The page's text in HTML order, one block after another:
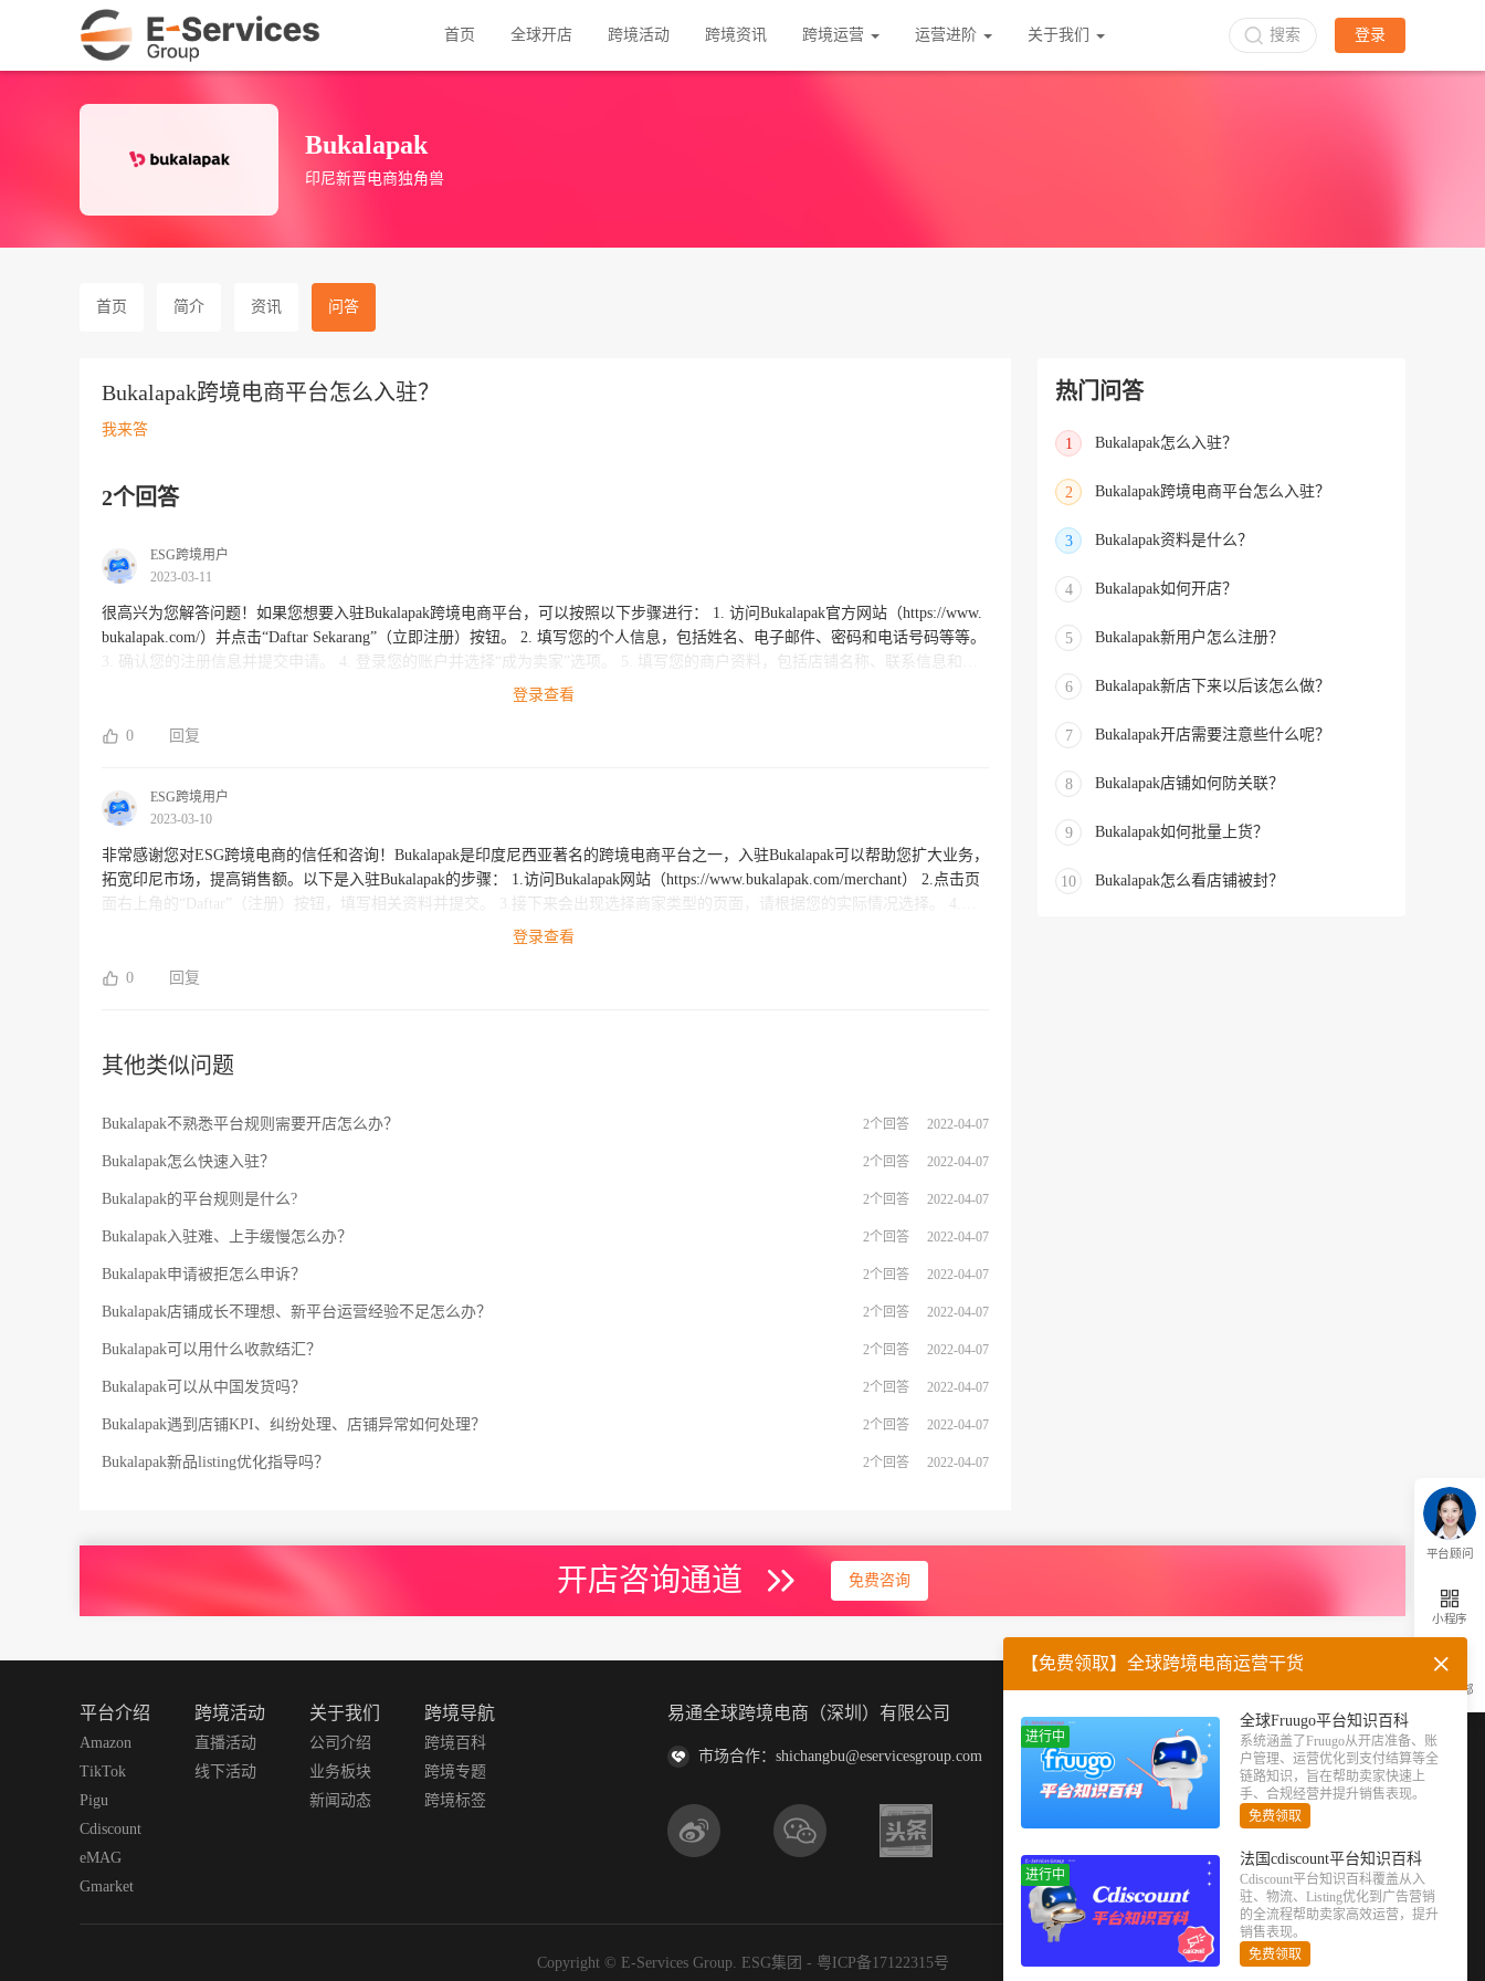
首页 全球开店 跨境活动 跨境资讯 跨境运营 运营进阶 关于我们 搜索 登录
Bukalapak
印尼新晋电商独角兽
首页 简介 资讯 问答
Bukalapak跨境电商平台怎么入驻？
我来答
2个回答
ESG跨境用户
2023-03-11
很高兴为您解答问题！如果您想要入驻Bukalapak跨境电商平台，可以按照以下步骤进行： 1. 访问Bukalapak官方网站（https://www.
bukalapak.com/）并点击“Daftar Sekarang”（立即注册）按钮。 2. 填写您的个人信息，包括姓名、电子邮件、密码和电话号码等等。
3. 确认您的注册信息并提交申请。 4. 登录您的账户并选择“成为卖家”选项。 5. 填写您的商户资料，包括店铺名称、联系信息和发
供全球开店、运营等服务，欢迎您选择我们作为您的合作伙伴！
登录查看
0 回复
ESG跨境用户
2023-03-10
非常感谢您对ESG跨境电商的信任和咨询！Bukalapak是印度尼西亚著名的跨境电商平台之一，入驻Bukalapak可以帮助您扩大业务，
拓宽印尼市场，提高销售额。以下是入驻Bukalapak的步骤： 1.访问Bukalapak网站（https://www.bukalapak.com/merchant） 2.点击页
面右上角的“Daftar”（注册）按钮，填写相关资料并提交。 3.接下来会出现选择商家类型的页面，请根据您的实际情况选择。 4.完
成商家类型选择后，就可以登录Bukalapak商家后台进行店铺开设和产品上架了。 如果您在以上步骤中遇到了问题，或者需要更多
登录查看
0 回复
其他类似问题
Bukalapak不熟悉平台规则需要开店怎么办？ 2个回答 2022-04-07
Bukalapak怎么快速入驻？ 2个回答 2022-04-07
Bukalapak的平台规则是什么? 2个回答 2022-04-07
Bukalapak入驻难、上手缓慢怎么办？ 2个回答 2022-04-07
Bukalapak申请被拒怎么申诉？ 2个回答 2022-04-07
Bukalapak店铺成长不理想、新平台运营经验不足怎么办？ 2个回答 2022-04-07
Bukalapak可以用什么收款结汇？ 2个回答 2022-04-07
Bukalapak可以从中国发货吗？ 2个回答 2022-04-07
Bukalapak遇到店铺KPI、纠纷处理、店铺异常如何处理？ 2个回答 2022-04-07
Bukalapak新品listing优化指导吗？ 2个回答 2022-04-07
热门问答
1 Bukalapak怎么入驻？
2 Bukalapak跨境电商平台怎么入驻？
3 Bukalapak资料是什么？
4 Bukalapak如何开店？
5 Bukalapak新用户怎么注册？
6 Bukalapak新店下来以后该怎么做？
7 Bukalapak开店需要注意些什么呢？
8 Bukalapak店铺如何防关联？
9 Bukalapak如何批量上货？
10 Bukalapak怎么看店铺被封？
开店咨询通道 免费咨询
平台顾问
小程序
返回顶部
平台介绍
Amazon
TikTok
Pigu
Cdiscount
eMAG
Gmarket
跨境活动
直播活动
线下活动
关于我们
公司介绍
业务板块
新闻动态
跨境导航
跨境百科
跨境专题
跨境标签
易通全球跨境电商（深圳）有限公司
市场合作：shichangbu@eservicesgroup.com
企业微信 官方公众号
Copyright © E-Services Group. ESG集团 - 粤ICP备17122315号
【免费领取】全球跨境电商运营干货
进行中
全球Fruugo平台知识百科
系统涵盖了Fruugo从开店准备、账
户管理、运营优化到支付结算等全
链路知识，旨在帮助卖家快速上
手、合规经营并提升销售表现。
免费领取
进行中
法国cdiscount平台知识百科
Cdiscount平台知识百科覆盖从入
驻、物流、Listing优化到广告营销
的全流程帮助卖家高效运营，提升
销售表现。
免费领取